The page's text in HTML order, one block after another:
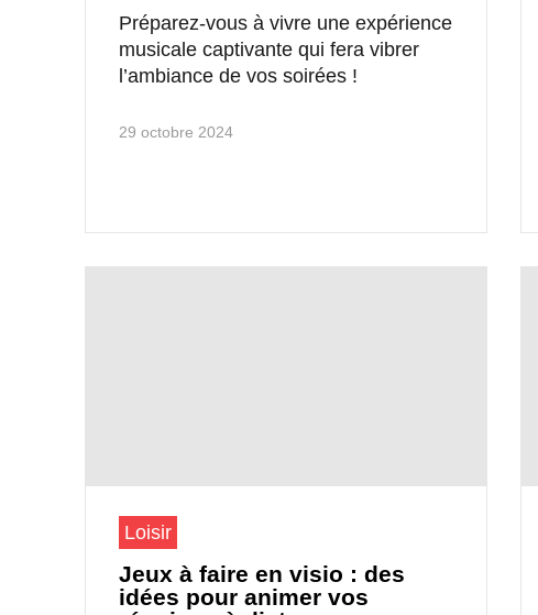
Préparez-vous à vivre une expérience
musicale captivante qui fera vibrer
l’ambiance de vos soirées !
29 octobre 2024
Loisir
Jeux à faire en visio : des
idées pour animer vos